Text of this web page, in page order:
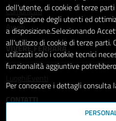
Comunicati
Avvisi
VIVERE FERRARA
Luoghi
Eventi
CONTATTI
dell'utente, di cookie di terze
navigazione degli utenti ed
a disposizione.Selezionando
all'utilizzo di cookie di terze parti.
utilizzati solo i cookie tecnici
funzionalità aggiuntive
Per conoscere i dettagli consulta